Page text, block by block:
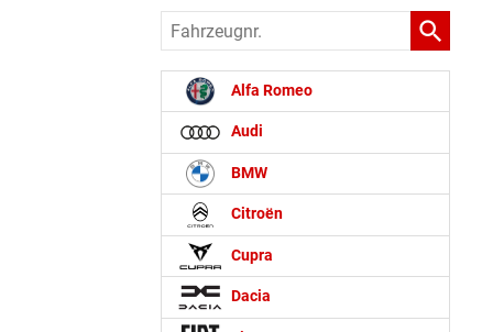
Fahrzeugnr.
Alfa Romeo
Audi
BMW
Citroën
Cupra
Dacia